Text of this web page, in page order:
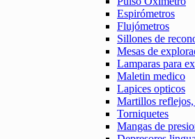
Espirómetros
Flujómetros
Sillones de
Mesas de
Lamparas para
Maletin medico
Lapices opticos
Martillos reflejos,
Torniquetes
Mangas de